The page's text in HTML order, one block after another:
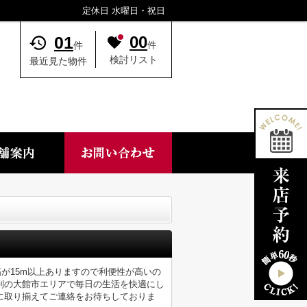
定休日 水曜日・祝日
01件
最近見た物件
00件
検討リスト
15m以上ありますので利便性が高いの
大館市エリアで毎日の生活を快適にし
り揃えてご連絡をお待ちしておりま